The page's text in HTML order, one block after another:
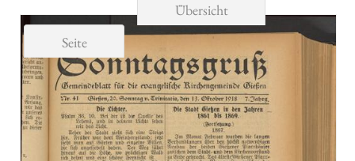
Übersicht
Seite